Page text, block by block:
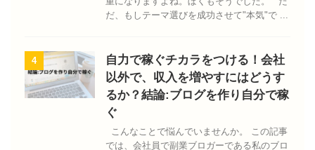
だ、もしテーマ選びを成功させて"本気"で ...
4
自力で稼ぐチカラをつける！会社
以外で、収入を増やすにはどうす
るか？結論:ブログを作り自分で稼
ぐ
こんなことで悩んでいませんか。 この記事
では、会社員で副業ブロガーである私のブロ